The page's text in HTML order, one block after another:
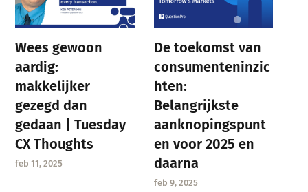
Wees gewoon
aardig:
makkelijker
gezegd dan
gedaan | Tuesday
CX Thoughts
feb 11, 2025
De toekomst van
consumenteninzic
hten:
Belangrijkste
aanknopingspunt
en voor 2025 en
daarna
feb 9, 2025